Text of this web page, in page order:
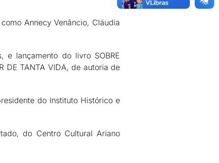
Annecy Venâncio, Cláudia
e lançamento do livro SOBRE
DE TANTA VIDA, de autoria de
do Instituto Histórico e
do Centro Cultural Ariano